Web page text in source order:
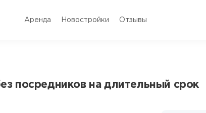
Аренда Новостройки Отзывы
посредников на длительный срок